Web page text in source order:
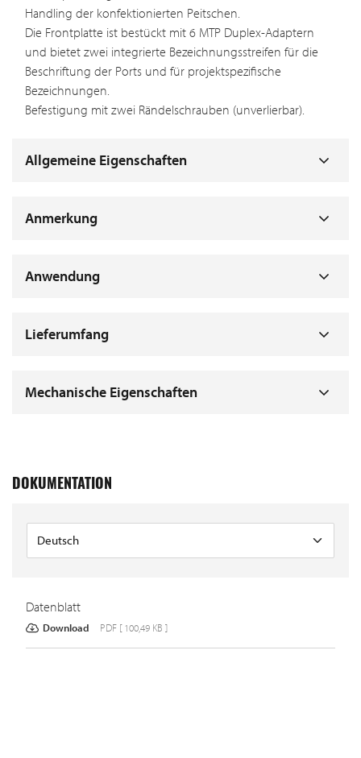
Handling der konfektionierten Peitschen.
Die Frontplatte ist bestückt mit 6 MTP Duplex-Adaptern
und bietet zwei integrierte Bezeichnungsstreifen für die
Beschriftung der Ports und für projektspezifische
Bezeichnungen.
Befestigung mit zwei Rändelschrauben (unverlierbar).
Allgemeine Eigenschaften
Anmerkung
Anwendung
Lieferumfang
Mechanische Eigenschaften
DOKUMENTATION
Datenblatt
Download PDF [ 100,49 KB ]